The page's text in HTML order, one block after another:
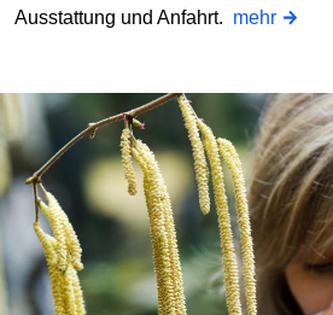
Ausstattung und Anfahrt. mehr